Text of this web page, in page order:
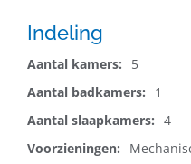
Indeling
Aantal kamers:
5
Aantal badkamers:
1
Aantal slaapkamers: 4
Voorzieningen: